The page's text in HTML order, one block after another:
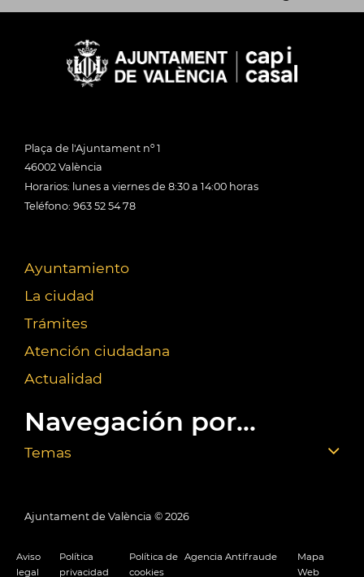
Plaça de l'Ajuntament nº 1
46002 València
Horarios: lunes a viernes de 8:30 a 14:00 horas
Teléfono: 963 52 54 78
Ayuntamiento
La ciudad
Trámites
Atención ciudadana
Actualidad
Navegación por...
Temas
Ajuntament de València © 2026
Aviso
legal
Política
privacidad
Política de
cookies
Agencia Antifraude
Mapa
Web